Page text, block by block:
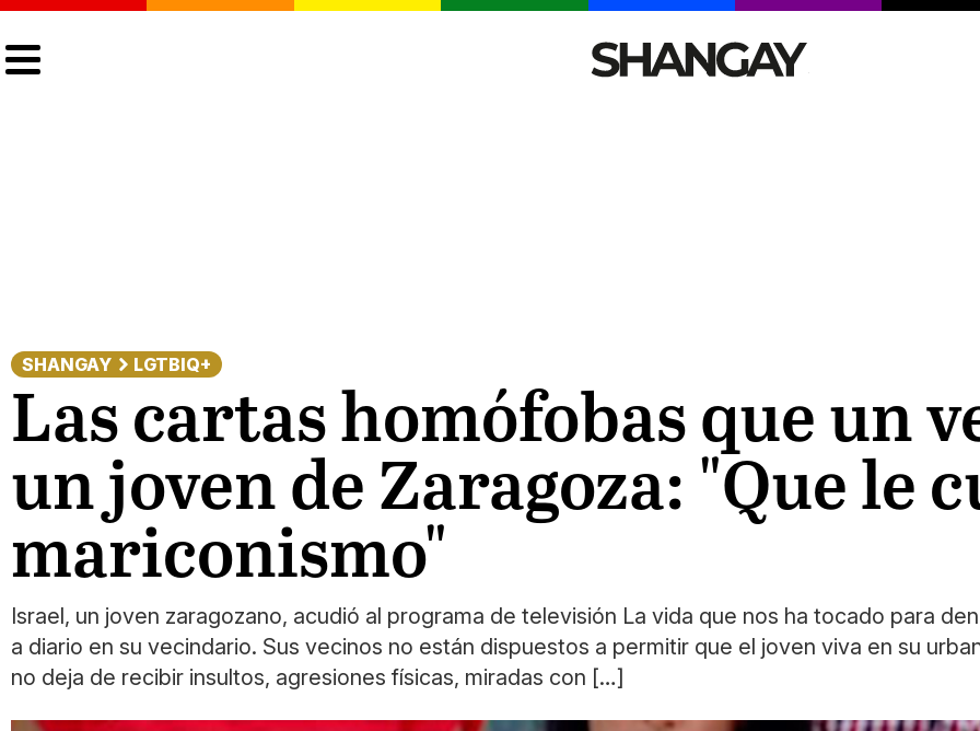
SHANGAY LGTBIQ+
Las cartas homófobas que un
un joven de Zaragoza: "Que le
mariconismo"
Israel, un joven zaragozano, acudió al programa de televisión La vida que nos ha tocado para
a diario en su vecindario. Sus vecinos no están dispuestos a permitir que el joven viva en su
no deja de recibir insultos, agresiones físicas, miradas con […]